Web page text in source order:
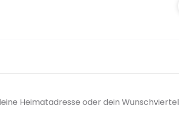
Heimatadresse oder dein Wunschviertel